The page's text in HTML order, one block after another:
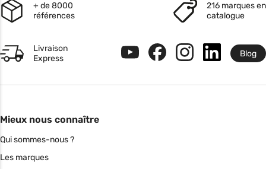
+ de 8000
références
216 marques en
catalogue
Livraison
Express
Blog
Mieux nous connaître
Qui sommes-nous ?
Les marques